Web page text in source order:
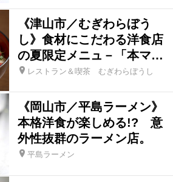
《津山市／むぎわらぼう
し》食材にこだわる洋食店
の夏限定メニュ－「本マ…
レストラン＆喫茶 むぎわらぼうし
《岡山市／平島ラーメン》
本格洋食が楽しめる!? 意
外性抜群のラーメン店。
平島ラーメン